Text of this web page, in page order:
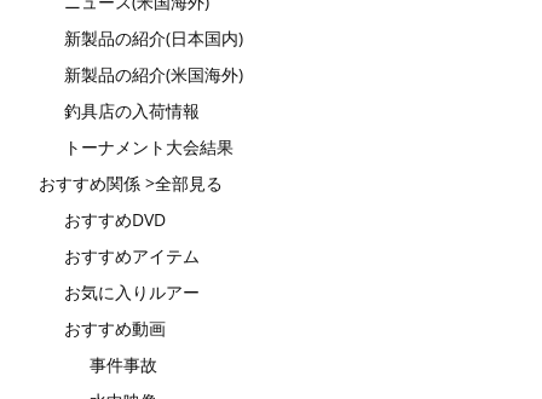
新製品の紹介(日本国内)
新製品の紹介(米国海外)
釣具店の入荷情報
トーナメント大会結果
おすすめ関係 >全部見る
おすすめDVD
おすすめアイテム
お気に入りルアー
おすすめ動画
事件事故